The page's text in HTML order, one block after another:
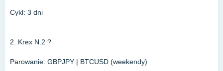
Cykl: 3 dni
2. Krex N.2 ?
Parowanie: GBPJPY | BTCUSD (weekendy)